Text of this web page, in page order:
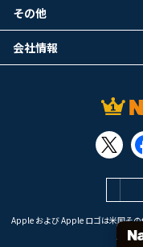
Apple および Apple ロゴは米国そ
その他
会社情報